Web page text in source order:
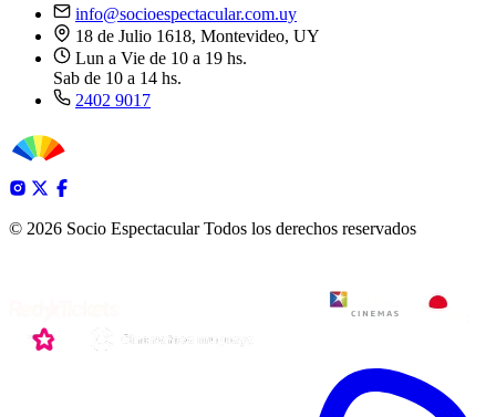
info@socioespectacular.com.uy
18 de Julio 1618, Montevideo, UY
Lun a Vie de 10 a 19 hs.
Sab de 10 a 14 hs.
2402 9017
© 2026 Socio Espectacular Todos los derechos reservados